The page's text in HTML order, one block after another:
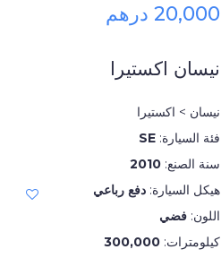
20,000 درهم
نيسان اكستيرا
نيسان > اكستيرا
فئة السيارة: SE
سنة الصنع: 2010
هيكل السيارة: دفع رباعي
اللون: فضي
كيلومترات: 300,000